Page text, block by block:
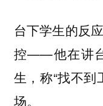
台下学生的反
控——他在讲
生，称“找不到
场。